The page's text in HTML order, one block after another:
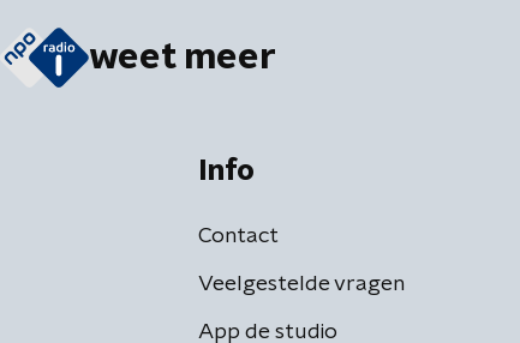
weet meer
Info
Contact
Veelgestelde vragen
App de studio